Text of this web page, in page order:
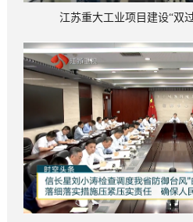
江苏重大工业项目建设“双